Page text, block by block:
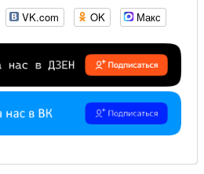
VK.com OK Макс